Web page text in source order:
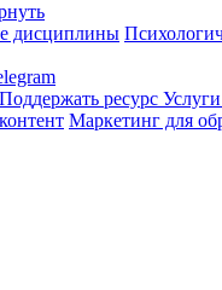
дисциплины
Поддержать ресурс Услуги
Маркетинг для